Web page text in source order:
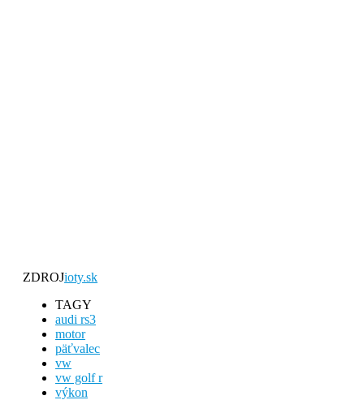
ZDROJioty.sk
TAGY
audi rs3
motor
päťvalec
vw
vw golf r
výkon